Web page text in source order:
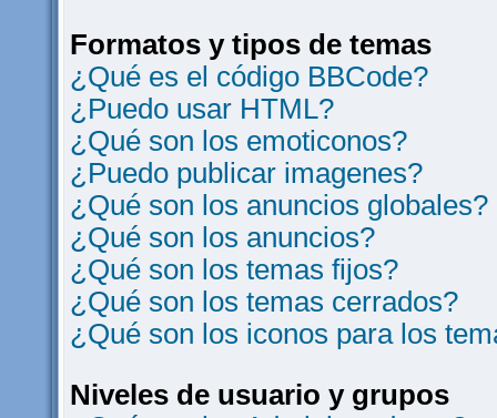
Formatos y tipos de temas
¿Qué es el código BBCode?
¿Puedo usar HTML?
¿Qué son los emoticonos?
¿Puedo publicar imagenes?
¿Qué son los anuncios globales?
¿Qué son los anuncios?
¿Qué son los temas fijos?
¿Qué son los temas cerrados?
¿Qué son los iconos para los
Niveles de usuario y grupos